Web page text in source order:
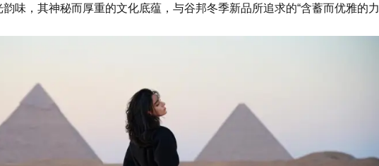
味，其神秘而厚重的文化底蕴，与谷邦冬季新品所追求的“含蓄而优雅的力